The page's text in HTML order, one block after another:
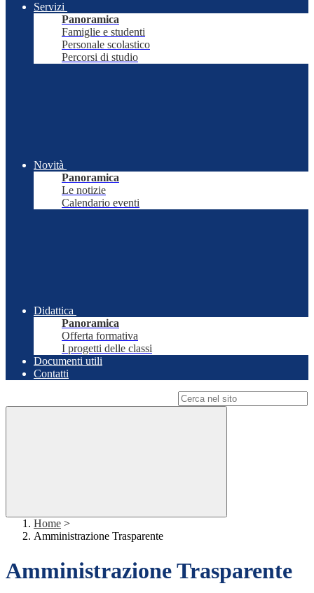
Servizi
Panoramica
Famiglie e studenti
Personale scolastico
Percorsi di studio
Novità
Panoramica
Le notizie
Calendario eventi
Didattica
Panoramica
Offerta formativa
I progetti delle classi
Documenti utili
Contatti
Home >
Amministrazione Trasparente
Amministrazione Trasparente